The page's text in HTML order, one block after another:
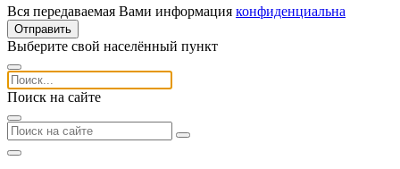
Вся передаваемая Вами информация конфиденциальна
Отправить
Выберите свой населённый пункт
Поиск на сайте